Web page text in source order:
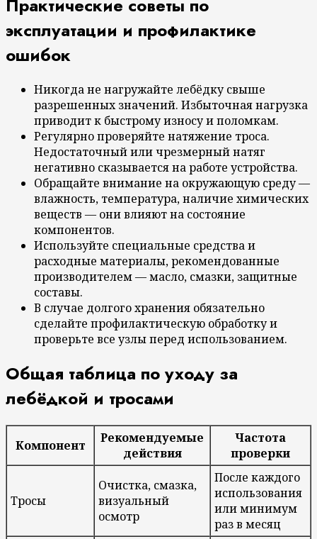
Практические советы по
эксплуатации и профилактике
ошибок
Никогда не нагружайте лебёдку свыше
разрешенных значений. Избыточная нагрузка
приводит к быстрому износу и поломкам.
Регулярно проверяйте натяжение троса.
Недостаточный или чрезмерный натяг
негативно сказывается на работе устройства.
Обращайте внимание на окружающую среду —
влажность, температура, наличие химических
веществ — они влияют на состояние
компонентов.
Используйте специальные средства и
расходные материалы, рекомендованные
производителем — масло, смазки, защитные
составы.
В случае долгого хранения обязательно
сделайте профилактическую обработку и
проверьте все узлы перед использованием.
Общая таблица по уходу за
лебёдкой и тросами
Компонент
Рекомендуемые
действия
Частота
проверки
Тросы
Очистка, смазка,
визуальный
осмотр
После каждого
использования
или минимум
раз в месяц